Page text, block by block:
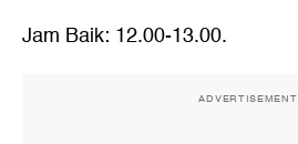
Jam Baik: 12.00-13.00.
ADVERTISEMENT